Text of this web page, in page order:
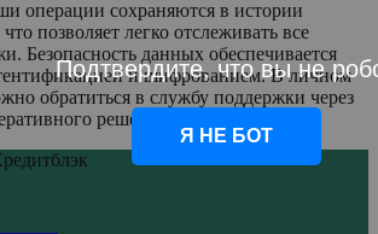
операции сохраняются в истории
позволяет легко отслеживать все
Безопасность данных обеспечивается
и шифрованием. В личном
обратиться в службу поддержки через
решения любых вопросов.
Подтвердите, что вы не
Я НЕ БОТ